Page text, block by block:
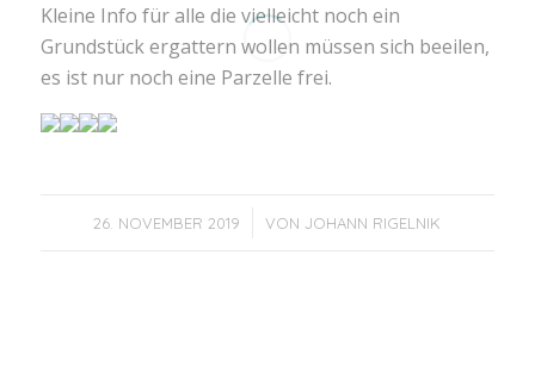
Kleine Info für alle die vielleicht noch ein
Grundstück ergattern wollen müssen sich beeilen,
es ist nur noch eine Parzelle frei.
26. NOVEMBER 2019
/ VON JOHANN RIGELNIK